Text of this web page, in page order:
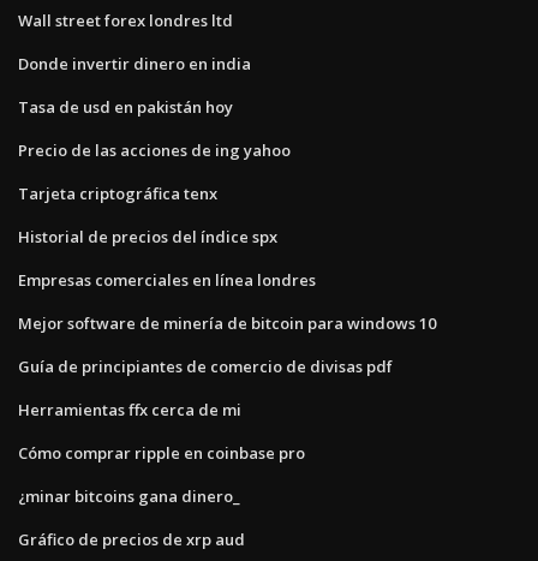
Wall street forex londres ltd
Donde invertir dinero en india
Tasa de usd en pakistán hoy
Precio de las acciones de ing yahoo
Tarjeta criptográfica tenx
Historial de precios del índice spx
Empresas comerciales en línea londres
Mejor software de minería de bitcoin para windows 10
Guía de principiantes de comercio de divisas pdf
Herramientas ffx cerca de mi
Cómo comprar ripple en coinbase pro
¿minar bitcoins gana dinero_
Gráfico de precios de xrp aud